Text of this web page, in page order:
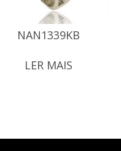
NAN1339KB
LER MAIS